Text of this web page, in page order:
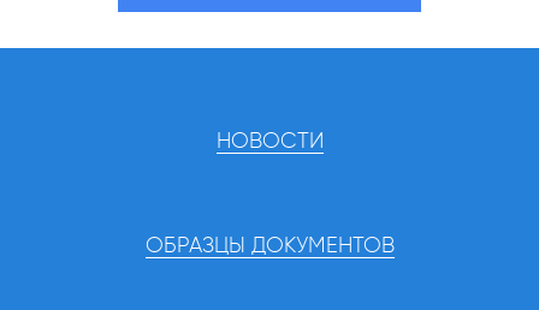
НОВОСТИ
ОБРАЗЦЫ ДОКУМЕНТОВ